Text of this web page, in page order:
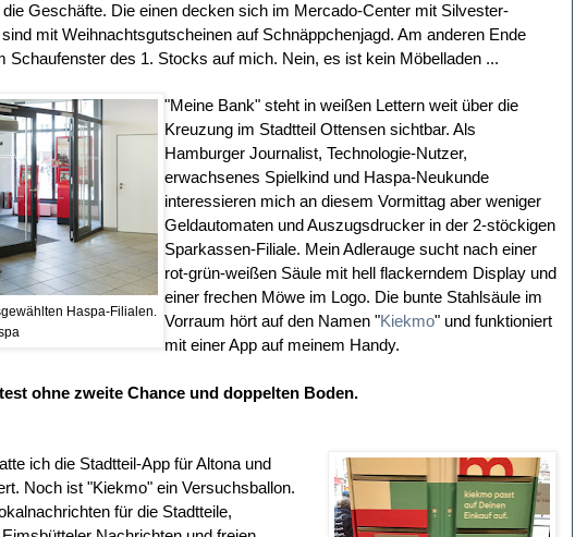
Geschäfte. Die einen decken sich im Mercado-Center mit Silvester-
mit Weihnachtsgutscheinen auf Schnäppchenjagd. Am anderen Ende
Schaufenster des 1. Stocks auf mich. Nein, es ist kein Möbelladen ...
Haspa-Filialen.
"Meine Bank" steht in weißen Lettern weit über die
Kreuzung im Stadtteil Ottensen sichtbar. Als
Hamburger Journalist, Technologie-Nutzer,
erwachsenes Spielkind und Haspa-Neukunde
interessieren mich an diesem Vormittag aber weniger
Geldautomaten und Auszugsdrucker in der 2-stöckigen
Sparkassen-Filiale. Mein Adlerauge sucht nach einer
rot-grün-weißen Säule mit hell flackerndem Display und
einer frechen Möwe im Logo. Die bunte Stahlsäule im
Vorraum hört auf den Namen "Kiekmo" und funktioniert
mit einer App auf meinem Handy.
ohne zweite Chance und doppelten Boden.
ich die Stadtteil-App für Altona und
Noch ist "Kiekmo" ein Versuchsballon.
für die Stadtteile,